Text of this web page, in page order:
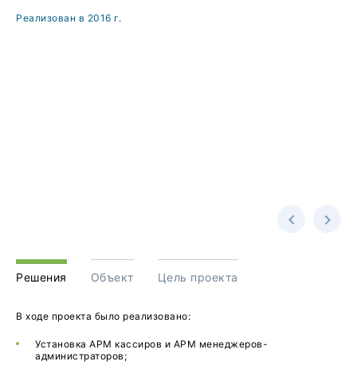
Реализован в 2016 г.
Решения Объект Цель проекта
В ходе проекта было реализовано:
Установка АРМ кассиров и АРМ менеджеров-
администраторов;